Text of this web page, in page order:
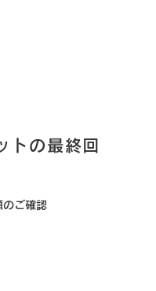
トの最終回
のご確認